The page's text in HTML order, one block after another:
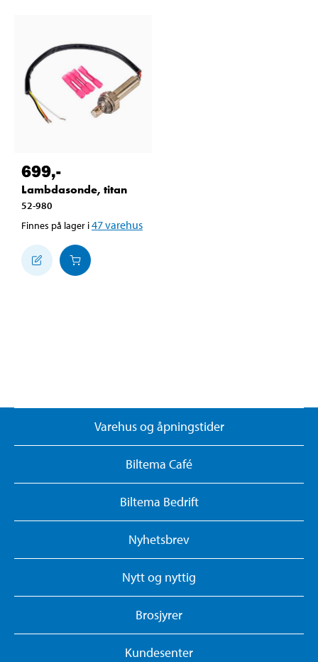
699,-
Lambdasonde, titan
52-980
Finnes på lager i47varehus
Varehus og åpningstider
Biltema Café
Biltema Bedrift
Nyhetsbrev
Nytt og nyttig
Brosjyrer
Kundesenter